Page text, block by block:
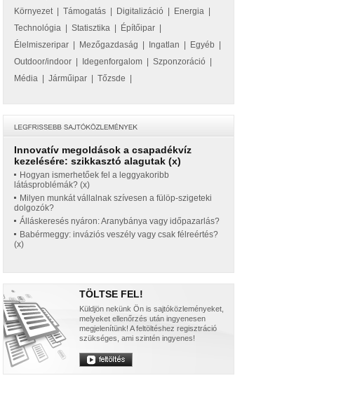
Környezet| Támogatás Digitalizáció Energia
Technológia
Statisztika Építőipar
Élelmiszeripar
Mezőgazdaság Ingatlan Egyéb
Outdoor/indoor
Idegenforgalom Szponzoráció
Média
Járműipar Tőzsde
Innovatív megoldások a csapadékvíz
kezelésére: szikkasztó alagutak (x)
Hogyan ismerhetőek fel a leggyakoribb
látásproblémák? (x)
Milyen munkát vállalnak szívesen a fülöp-szigeteki
dolgozók?
Álláskeresés nyáron: Aranybánya vagy időpazarlás?
Babérmeggy: inváziós veszély vagy csak félreértés?
(x)
TÖLTSE FEL!
Küldjön nekünk Ön is sajtóközleményeket,
melyeket ellenőrzés után ingyenesen
megjelenítünk! A feltöltéshez regisztráció
szükséges, ami szintén ingyenes!